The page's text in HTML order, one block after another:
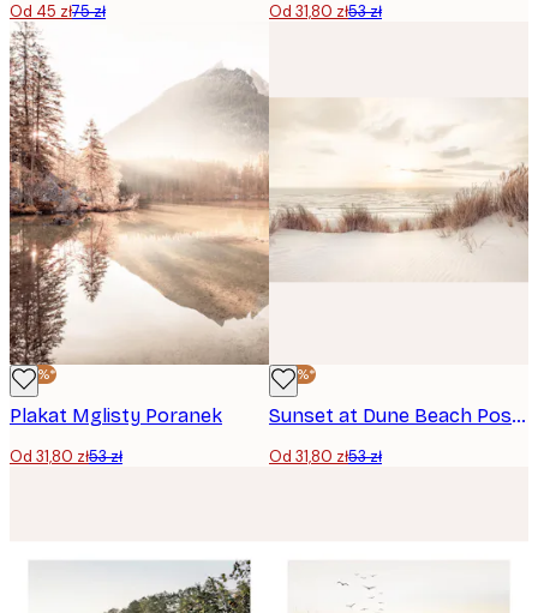
Od 45 zł75 zł Od 31,80 zł53 zł
-40%*
Plakat Mglisty Poranek
Od 31,80 zł53 zł
-40%*
Sunset at Dune Beach Poster
Od 31,80 zł53 zł